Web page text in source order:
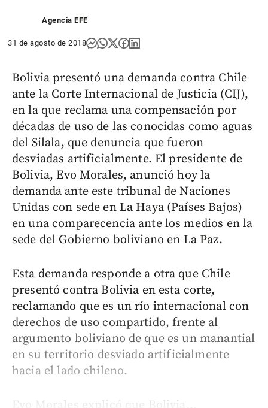
Agencia EFE
31 de agosto de 2018
Bolivia presentó una demanda contra Chile
ante la Corte Internacional de Justicia (CIJ),
en la que reclama una compensación por
décadas de uso de las conocidas como aguas
del Silala, que denuncia que fueron
desviadas artificialmente. El presidente de
Bolivia, Evo Morales, anunció hoy la
demanda ante este tribunal de Naciones
Unidas con sede en La Haya (Países Bajos)
en una comparecencia ante los medios en la
sede del Gobierno boliviano en La Paz.
Esta demanda responde a otra que Chile
presentó contra Bolivia en esta corte,
reclamando que es un río internacional con
derechos de uso compartido, frente al
argumento boliviano de que es un manantial
en su territorio desviado artificialmente
hacia el lado chileno.